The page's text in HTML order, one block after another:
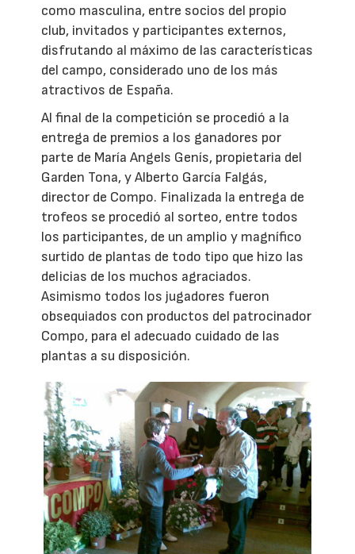
como masculina, entre socios del propio
club, invitados y participantes externos,
disfrutando al máximo de las características
del campo, considerado uno de los más
atractivos de España.
Al final de la competición se procedió a la
entrega de premios a los ganadores por
parte de María Angels Genís, propietaria del
Garden Tona, y Alberto García Falgás,
director de Compo. Finalizada la entrega de
trofeos se procedió al sorteo, entre todos
los participantes, de un amplio y magnífico
surtido de plantas de todo tipo que hizo las
delicias de los muchos agraciados.
Asimismo todos los jugadores fueron
obsequiados con productos del patrocinador
Compo, para el adecuado cuidado de las
plantas a su disposición.